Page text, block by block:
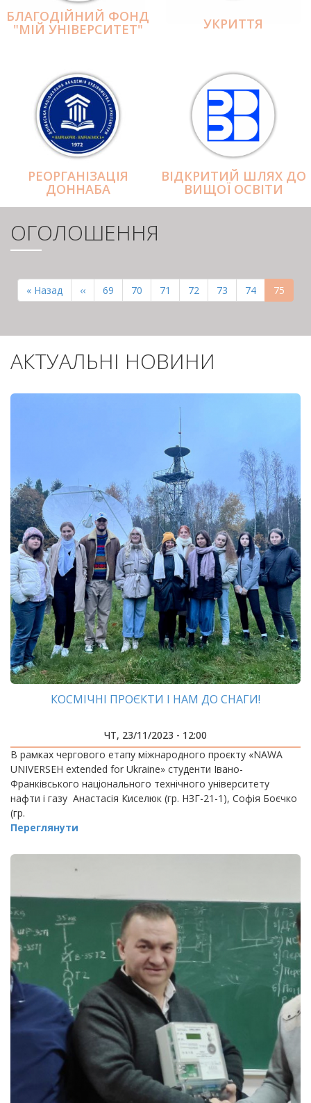
БЛАГОДІЙНИЙ ФОНД
"МІЙ УНІВЕРСИТЕТ" УКРИТТЯ
РЕОРГАНІЗАЦІЯ
ДОННАБА
ВІДКРИТИЙ ШЛЯХ ДО
ВИЩОЇ ОСВІТИ
ОГОЛОШЕННЯ
СТОРІНКИ
Перша
сторінка
« Назад
Попередня
сторінка
‹‹ Page
69 Page
70 Page
71 Page
72 Page
73 Page
74 75
АКТУАЛЬНІ НОВИНИ
КОСМІЧНІ ПРОЄКТИ І НАМ ДО СНАГИ!
ЧТ, 23/11/2023 - 12:00
В рамках чергового етапу міжнародного проєкту «NAWA
UNIVERSEH extended for Ukraine» студенти Івано-
Франківського національного технічного університету
нафти і газу Анастасія Киселюк (гр. НЗГ-21-1), Софія Боєчко
(гр.
Переглянути